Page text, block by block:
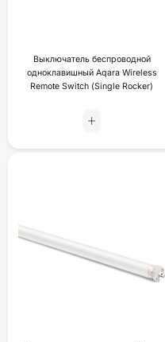
Выключатель беспроводной
одноклавишный Aqara Wireless
Remote Switch (Single Rocker)